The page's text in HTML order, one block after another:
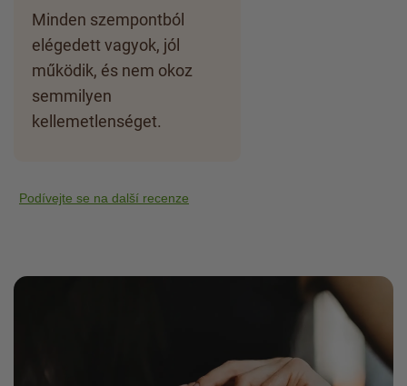
Minden szempontból
elégedett vagyok, jól
működik, és nem okoz
semmilyen
kellemetlenséget.
Podívejte se na další recenze